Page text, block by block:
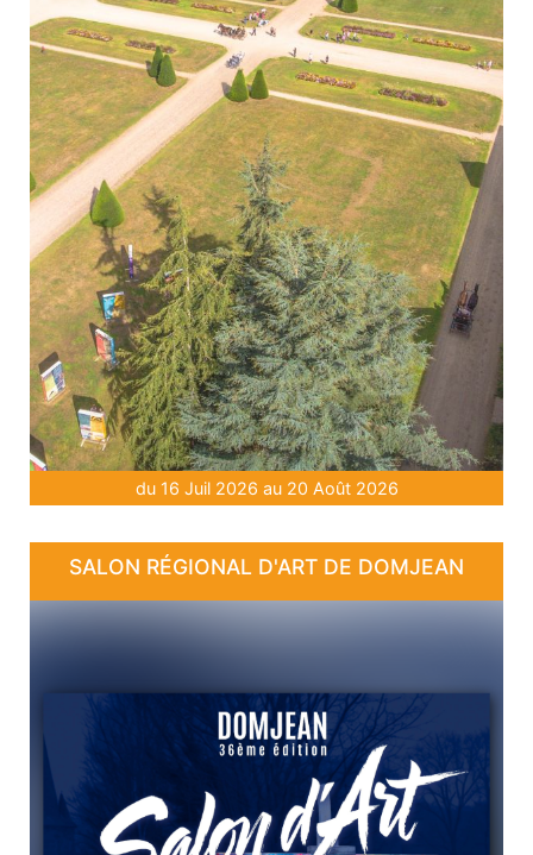
du 16 Juil 2026 au 20 Août 2026
SALON RÉGIONAL D'ART DE DOMJEAN